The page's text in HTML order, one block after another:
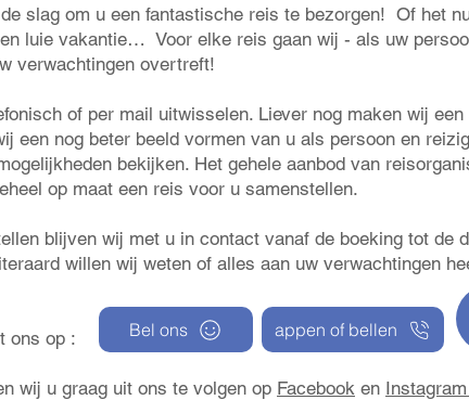
slag om u een fantastische reis te bezorgen! Of het
luie vakantie… Voor elke reis gaan wij - als uw
verwachtingen overtreft!
of per mail uitwisselen. Liever nog maken wij
een nog beter beeld vormen van u als persoon en
bekijken. Het gehele aanbod van
op maat een reis voor u samenstellen.
blijven wij met u in contact vanaf de boeking tot de
willen wij weten of alles aan uw verwachtingen
ons op :
wij u graag uit ons te volgen op Facebook en
Bel ons appen of bellen